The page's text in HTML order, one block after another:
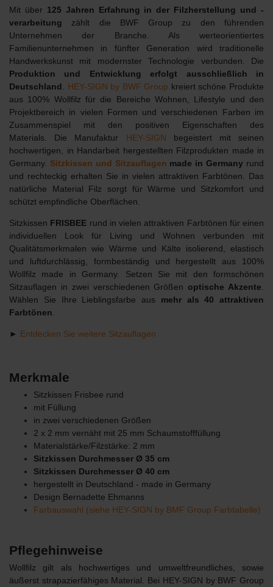
Mit über 125 Jahren Erfahrung in der Filzherstellung und -
verarbeitung zählt die BWF Group zu den führenden
Unternehmen der Branche. Als werteorientiertes
Familienunternehmen in fünfter Generation wird traditionelle
Handwerkskunst mit modernster Technologie verbunden. Die
Produktion und Entwicklung erfolgt ausschließlich in
Deutschland
HEY-SIGN by BWF Group kreiert schöne Produkte
aus 100% Wollfilz für die Bereiche Wohnen, Lifestyle und den
Projektbereich in vielen Formen und verschiedenen Farben im
Zusammenspiel mit den positiven Eigenschaften des
Materials. Die Manufaktur HEY-SIGN begeistert mit seinen
hochwertigen, in Handarbeit hergestellten Filzprodukten made in
Germany. Sitzkissen und Sitzauflagen made in Germany rund
und rechteckig erhalten Sie in vielen attraktiven Farbtönen. Das
natürliche Material Filz sorgt für Wärme und Sitzkomfort und
schützt empfindliche Oberflächen.
Sitzkissen FRISBEE rund in vielen attraktiven Farbtönen für einen
individuellen Look für Living und Wohnen verbunden mit
Qualitätsmerkmalen wie Wärme und Kälte isolierend, elastisch
und luftdurchlässig, formbeständig und hergestellt aus 100%
Wollfilz made in Germany. Setzen Sie mit den formschönen
Sitzauflagen in zwei verschiedenen Größen optische Akzente
Wählen Sie Ihre Lieblingsfarbe aus mehr als 40 attraktiven
Farbtönen
► Entdecken Sie weitere Sitzauflagen
Merkmale
Sitzkissen Frisbee rund
mit Füllung
in zwei verschiedenen Größen
2 x 2 mm vernäht mit 25 mm Schaumstofffüllung
Materialstärke/Filzstärke: 2 mm
Sitzkissen Durchmesser Ø 35 cm
Sitzkissen Durchmesser Ø 40 cm
hergestellt in Deutschland - made in Germany
Design Bernadette Ehmanns
Farbauswahl (siehe HEY-SIGN by BMF Group Farbtabelle)
Pflegehinweise
Wollfilz gilt als hochwertiges und umweltfreundliches, sowie
äußerst strapazierfähiges Material. Bei HEY-SIGN by BWF Group